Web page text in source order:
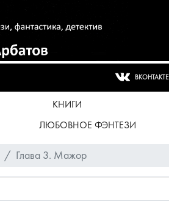
ВКОНТАКТЕ
КНИГИ
ЛЮБОВНОЕ ФЭНТЕЗИ
Глава 3. Мажор